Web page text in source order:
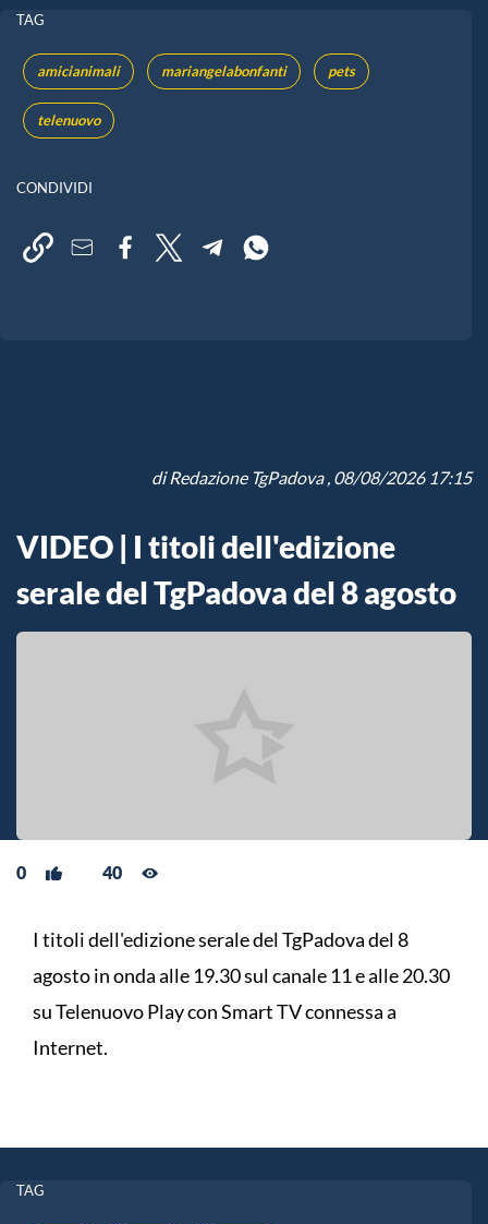
TAG
amicianimali mariangelabonfanti pets
telenuovo
CONDIVIDI
diRedazione TgPadova, 08/08/2026 17:15
VIDEO | I titoli dell'edizione
serale del TgPadova del 8 agosto
0 40
I titoli dell'edizione serale del TgPadova del 8
agosto in onda alle 19.30 sul canale 11 e alle 20.30
su Telenuovo Play con Smart TV connessa a
Internet.
TAG